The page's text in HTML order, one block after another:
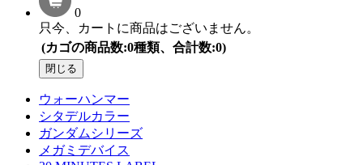
0
只今、カートに商品はございません。
(カゴの商品数:0種類、合計数:0)
閉じる
ウォーハンマー
シタデルカラー
ガンダムシリーズ
メガミデバイス